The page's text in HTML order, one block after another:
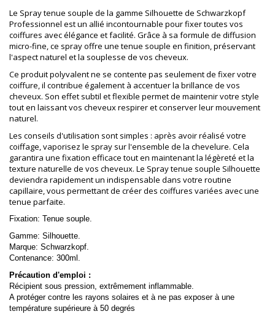
Le Spray tenue souple de la gamme Silhouette de Schwarzkopf
Professionnel est un allié incontournable pour fixer toutes vos
coiffures avec élégance et facilité. Grâce à sa formule de diffusion
micro-fine, ce spray offre une tenue souple en finition, préservant
l'aspect naturel et la souplesse de vos cheveux.
Ce produit polyvalent ne se contente pas seulement de fixer votre
coiffure, il contribue également à accentuer la brillance de vos
cheveux. Son effet subtil et flexible permet de maintenir votre style
tout en laissant vos cheveux respirer et conserver leur mouvement
naturel.
Les conseils d'utilisation sont simples : après avoir réalisé votre
coiffage, vaporisez le spray sur l'ensemble de la chevelure. Cela
garantira une fixation efficace tout en maintenant la légèreté et la
texture naturelle de vos cheveux. Le Spray tenue souple Silhouette
deviendra rapidement un indispensable dans votre routine
capillaire, vous permettant de créer des coiffures variées avec une
tenue parfaite.
Fixation: Tenue souple.
Gamme: Silhouette.
Marque: Schwarzkopf.
Contenance: 300ml.
Précaution d'emploi :
Récipient sous pression, extrêmement inflammable.
A protéger contre les rayons solaires et à ne pas exposer à une
température supérieure à 50 degrés